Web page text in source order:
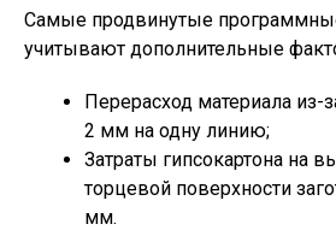
Самые продвинутые
учитывают дополнительные
Перерасход материала из-
2 мм на одну линию;
Затраты гипсокартона на
торцевой поверхности
мм.